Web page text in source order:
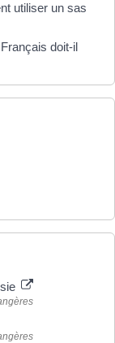
utiliser un sas
doit-il